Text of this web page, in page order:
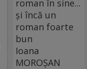
roman în sine...
și încă un
roman foarte
bun
Ioana
MOROȘAN